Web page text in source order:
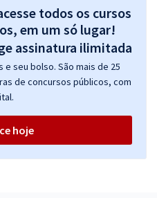
todos os cursos
em um só lugar!
seu bolso. São mais de 25
de concursos públicos, com
hoje